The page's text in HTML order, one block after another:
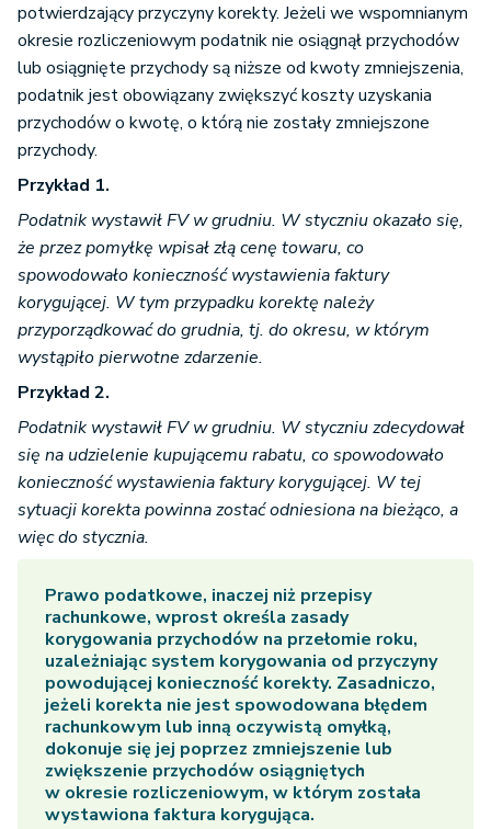
potwierdzający przyczyny korekty. Jeżeli we wspomnianym
okresie rozliczeniowym podatnik nie osiągnął przychodów
lub osiągnięte przychody są niższe od kwoty zmniejszenia,
podatnik jest obowiązany zwiększyć koszty uzyskania
przychodów o kwotę, o którą nie zostały zmniejszone
przychody.
Przykład 1.
Podatnik wystawił FV w grudniu. W styczniu okazało się,
że przez pomyłkę wpisał złą cenę towaru, co
spowodowało konieczność wystawienia faktury
korygującej. W tym przypadku korektę należy
przyporządkować do grudnia, tj. do okresu, w którym
wystąpiło pierwotne zdarzenie.
Przykład 2.
Podatnik wystawił FV w grudniu. W styczniu zdecydował
się na udzielenie kupującemu rabatu, co spowodowało
konieczność wystawienia faktury korygującej. W tej
sytuacji korekta powinna zostać odniesiona na bieżąco, a
więc do stycznia.
Prawo podatkowe, inaczej niż przepisy
rachunkowe, wprost określa zasady
korygowania przychodów na przełomie roku,
uzależniając system korygowania od przyczyny
powodującej konieczność korekty. Zasadniczo,
jeżeli korekta nie jest spowodowana błędem
rachunkowym lub inną oczywistą omyłką,
dokonuje się jej poprzez zmniejszenie lub
zwiększenie przychodów osiągniętych
w okresie rozliczeniowym, w którym została
wystawiona faktura korygująca.